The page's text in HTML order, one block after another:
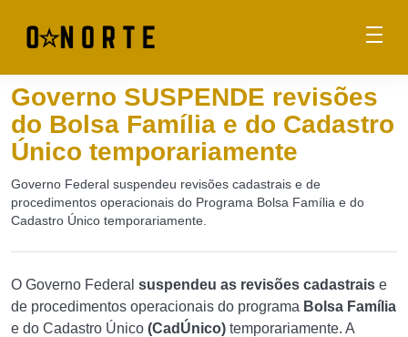
Governo SUSPENDE revisões
do Bolsa Família e do Cadastro
Único temporariamente
Governo Federal suspendeu revisões cadastrais e de
procedimentos operacionais do Programa Bolsa Família e do
Cadastro Único temporariamente.
O Governo Federal suspendeu as revisões cadastrais e
de procedimentos operacionais do programa Bolsa Família
e do Cadastro Único (CadÚnico) temporariamente. A